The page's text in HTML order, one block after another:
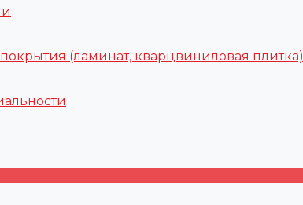
(ламинат, кварцвиниловая плитка)